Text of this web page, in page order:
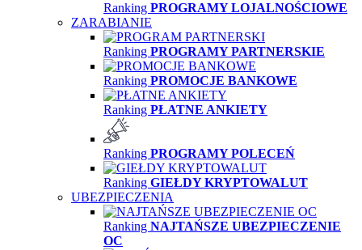
Ranking PROGRAMY LOJALNOŚCIOWE
ZARABIANIE
Ranking PROGRAMY PARTNERSKIE
Ranking PROMOCJE BANKOWE
Ranking PŁATNE ANKIETY
Ranking PROGRAMY POLECEŃ
Ranking GIEŁDY KRYPTOWALUT
UBEZPIECZENIA
Ranking NAJTAŃSZE UBEZPIECZENIE
OC